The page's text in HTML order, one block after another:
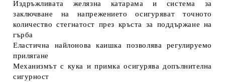
Издръжливата желязна катарама и система за
заключване на напрежението осигуряват точното
количество стегнатост през кръста за поддържане на
гърба
Еластична найлонова каишка позволява регулируемо
прилягане
Механизмът с кука и примка осигурява допълнителна
сигурност